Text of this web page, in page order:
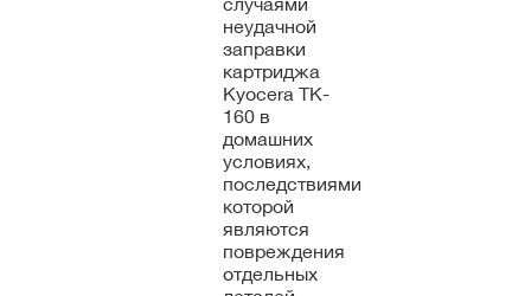
неудачной
заправки
картриджа
Kyocera TK-
160 в
домашних
условиях,
последствиями
которой
являются
повреждения
отдельных